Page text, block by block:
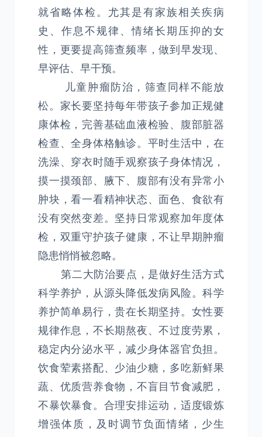
就省略体检。尤其是有家族相关疾病
史、作息不规律、情绪长期压抑的女
性，更要提高筛查频率，做到早发现、
早评估、早干预。
儿童肿瘤防治，筛查同样不能放
松。家长要坚持每年带孩子参加正规健
康体检，完善基础血液检验、腹部脏器
检查、全身体格触诊。平时生活中，在
洗澡、穿衣时随手观察孩子身体情况，
摸一摸颈部、腋下、腹部有没有异常小
肿块，看一看精神状态、面色、食欲有
没有突然变差。坚持日常观察加年度体
检，双重守护孩子健康，不让早期肿瘤
隐患悄悄被忽略。
第二大防治要点，是做好生活方式
科学养护，从源头降低发病风险。科学
养护简单易行，贵在长期坚持。女性要
规律作息，不长期熬夜、不过度劳累，
稳定内分泌水平，减少身体器官负担。
饮食荤素搭配、少油少糖，多吃新鲜果
蔬、优质营养食物，不盲目节食减肥，
不暴饮暴食。合理安排运动，适度锻炼
增强体质，及时调节负面情绪，少生